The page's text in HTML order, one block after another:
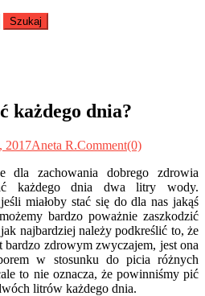
każdego dnia?
2017Aneta R.Comment(0)
dla zachowania dobrego zdrowia
każdego dnia dwa litry wody.
miałoby stać się do dla nas jakąś
bardzo poważnie zaszkodzić
najbardziej należy podkreślić to, że
zdrowym zwyczajem, jest ona
w stosunku do picia różnych
to nie oznacza, że powinniśmy pić
litrów każdego dnia.